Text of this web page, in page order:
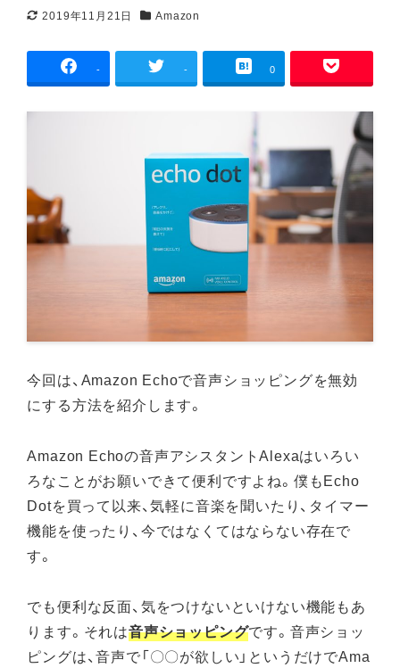
更新日
2019年11月21日
カテゴリー
Amazon
- - 0
今回は、Amazon Echoで音声ショッピングを無効
にする方法を紹介します。
Amazon Echoの音声アシスタントAlexaはいろい
ろなことがお願いできて便利ですよね。僕もEcho
Dotを買って以来、気軽に音楽を聞いたり、タイマー
機能を使ったり、今ではなくてはならない存在で
す。
でも便利な反面、気をつけないといけない機能もあ
ります。それは音声ショッピングです。音声ショッ
ピングは、音声で「〇〇が欲しい」というだけでAma